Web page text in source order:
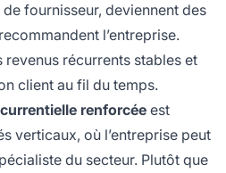
fournisseur, deviennent des
l’entreprise.
récurrents stables et
client au fil du temps.
renforcéeest
verticaux, où l’entreprise peut
du secteur. Plutôt que